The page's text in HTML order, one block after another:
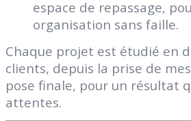
espace de repassage,
organisation sans faille.
Chaque projet est étudié en
clients, depuis la prise de
pose finale, pour un résultat
attentes.